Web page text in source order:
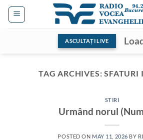
Skip
ASCULTAȚI LIVE
TAG ARCHIVES:SFATURI
STIRI
Urmând norul
POSTED ON MAY 11, 2026 BY